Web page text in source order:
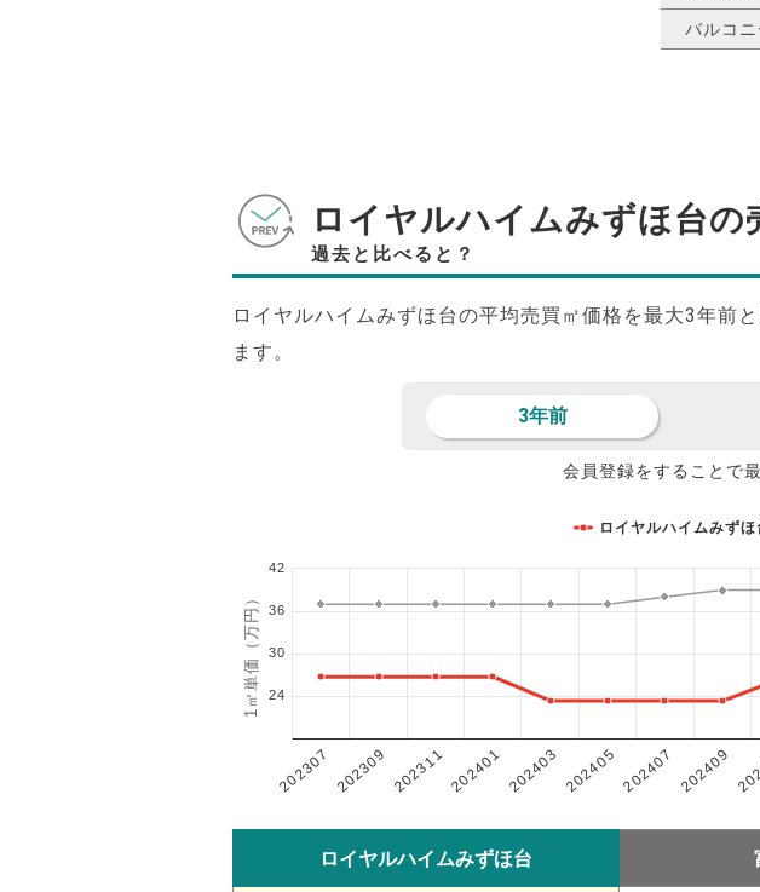
バルコ
ロイヤルハイムみずほ台の
過去と比べると？
ロイヤルハイムみずほ台の平均売買㎡価格を最大3年前
ます。
3年前
会員登録をすることで
1㎡単価（万円）
ロイヤルハイムみず
202307 202309 202311202401202403 202405202407 202409
24
30
36
42
ロイヤルハイムみずほ台